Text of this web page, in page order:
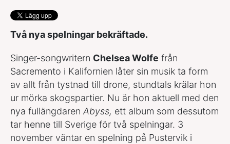
Två nya spelningar bekräftade.
Singer-songwritern Chelsea Wolfe från
Sacremento i Kalifornien låter sin musik ta form
av allt från tystnad till drone, stundtals krälar hon
ur mörka skogspartier. Nu är hon aktuell med den
nya fullängdaren Abyss, ett album som dessutom
tar henne till Sverige för två spelningar. 3
november väntar en spelning på Pustervik i